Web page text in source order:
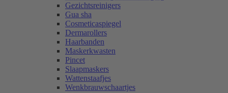
Gezichtsreinigers
Gua sha
Cosmeticaspiegel
Dermarollers
Haarbanden
Maskerkwasten
Pincet
Slaapmaskers
Wattenstaafjes
Wenkbrauwschaartjes